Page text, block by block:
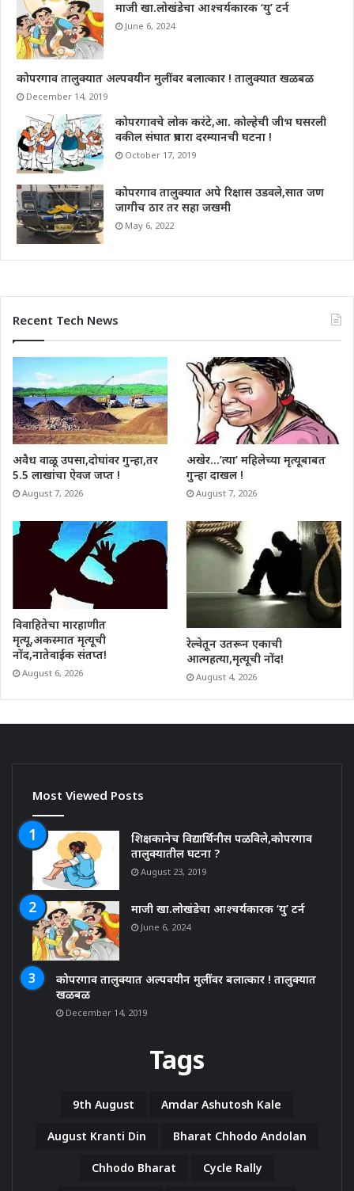
माजी खा.लोखंडेचा आश्चर्यकारक ‘यु’ टर्न
June 6, 2024
कोपरगाव तालुक्यात अल्पवयीन मुलींवर बलात्कार ! तालुक्यात खळबळ
December 14, 2019
कोपरगावचे लोक करंटे,आ. कोल्हेची जीभ घसरली
वकील संघात प्रचारा दरम्यानची घटना !
October 17, 2019
कोपरगाव तालुक्यात अपे रिक्षास उडवले,सात जण
जागीच ठार तर सहा जखमी
May 6, 2022
Recent Tech News
अवैध वाळू उपसा,दोघांवर गुन्हा,तर
5.5 लाखांचा ऐवज जप्त !
August 7, 2026
अखेर…’त्या’ महिलेच्या मृत्यूबाबत
गुन्हा दाखल !
August 7, 2026
विवाहितेचा मारहाणीत
मृत्यू,अकस्मात मृत्यूची
नोंद,नातेवाईक संतप्त!
August 6, 2026
रेल्वेतून उतरून एकाची
आत्महत्या,मृत्यूची नोंद!
August 4, 2026
Most Viewed Posts
शिक्षकानेच विद्यार्थिनीस पळविले,कोपरगाव
तालुक्यातील घटना ?
August 23, 2019
माजी खा.लोखंडेचा आश्चर्यकारक ‘यु’ टर्न
June 6, 2024
कोपरगाव तालुक्यात अल्पवयीन मुलींवर बलात्कार ! तालुक्यात
खळबळ
December 14, 2019
Tags
9th August Amdar Ashutosh Kale
August Kranti Din Bharat Chhodo Andolan
Chhodo Bharat Cycle Rally